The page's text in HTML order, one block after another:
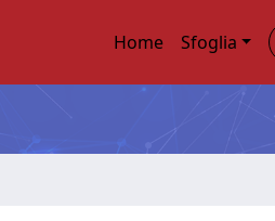
Home Sfoglia